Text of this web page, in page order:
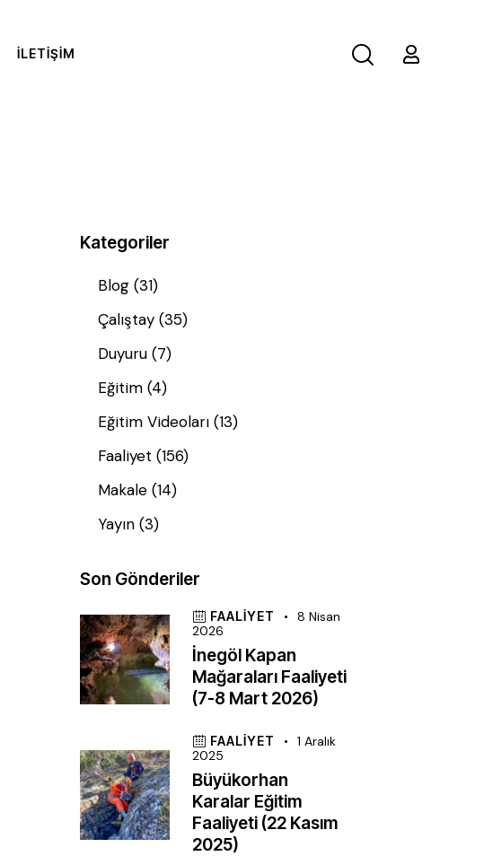
İLETIŞIM
Kategoriler
Blog (31)
Çalıştay (35)
Duyuru (7)
Eğitim (4)
Eğitim Videoları (13)
Faaliyet (156)
Makale (14)
Yayın (3)
Son Gönderiler
FAALIYET
8 Nisan
2026
İnegöl Kapan
Mağaraları Faaliyeti
(7-8 Mart 2026)
FAALIYET
1 Aralık
2025
Büyükorhan
Karalar Eğitim
Faaliyeti (22 Kasım
2025)